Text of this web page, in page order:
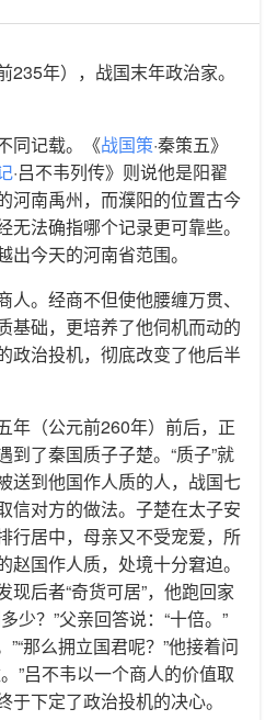
235年），战国末年政治家。
同记载。《战国策·秦策五》
·吕不韦列传》则说他是阳翟
河南禹州，而濮阳的位置古今
无法确指哪个记录更可靠些。
今天的河南省范围。
人。经商不但使他腰缠万贯、
基础，更培养了他伺机而动的
政治投机，彻底改变了他后半
年（公元前260年）前后，正
到了秦国质子子楚。“质子”就
送到他国作人质的人，战国七
信对方的做法。子楚在太子安
行居中，母亲又不受宠爱，所
赵国作人质，处境十分窘迫。
现后者“奇货可居”，他跑回家
少？”父亲回答说：“十倍。”
”“那么拥立国君呢？”他接着问
”吕不韦以一个商人的价值取
下定了政治投机的决心。